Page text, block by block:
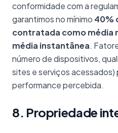
conformidade com a
garantimos no mínimo 40%
contratada como média
média instantânea.
número de dispositivos,
sites e serviços acessados)
performance percebida.
8. Propriedade